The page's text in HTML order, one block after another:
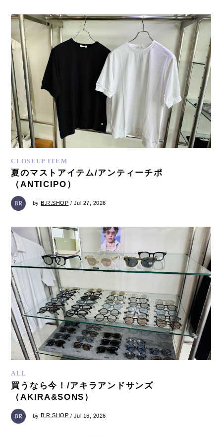
CLOSEUP ITEM
夏のマストアイテム/アンティーチポ
（ANTICIPO）
byB.R.SHOP / Jul 27, 2026
ALL
買うなら今！/アキラアンドサンズ
（AKIRA&SONS）
by B.R.SHOP / Jul 16, 2026